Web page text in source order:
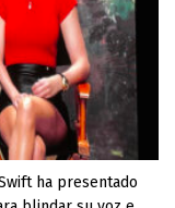
ha presentado